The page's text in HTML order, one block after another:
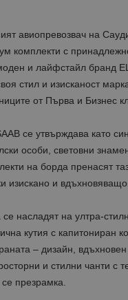
авиопревозвач на
комплекти с
и лайфстайл бранд
стил и изисканост
от Първа и Бизнес
се утвърждава като
особи, световни
на борда пренасят
изискано и вдъхновяващо
насладят на ултра-
кутия с капитониран
– дизайн, вдъхновен
и стилни чанти с
презрамка.